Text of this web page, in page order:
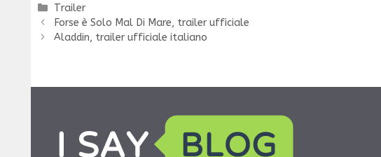
Categorie
Trailer
Forse è Solo Mal Di Mare, trailer ufficiale
Aladdin, trailer ufficiale italiano